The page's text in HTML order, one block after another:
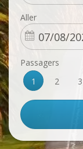
Aller
Passagers
1
2 3